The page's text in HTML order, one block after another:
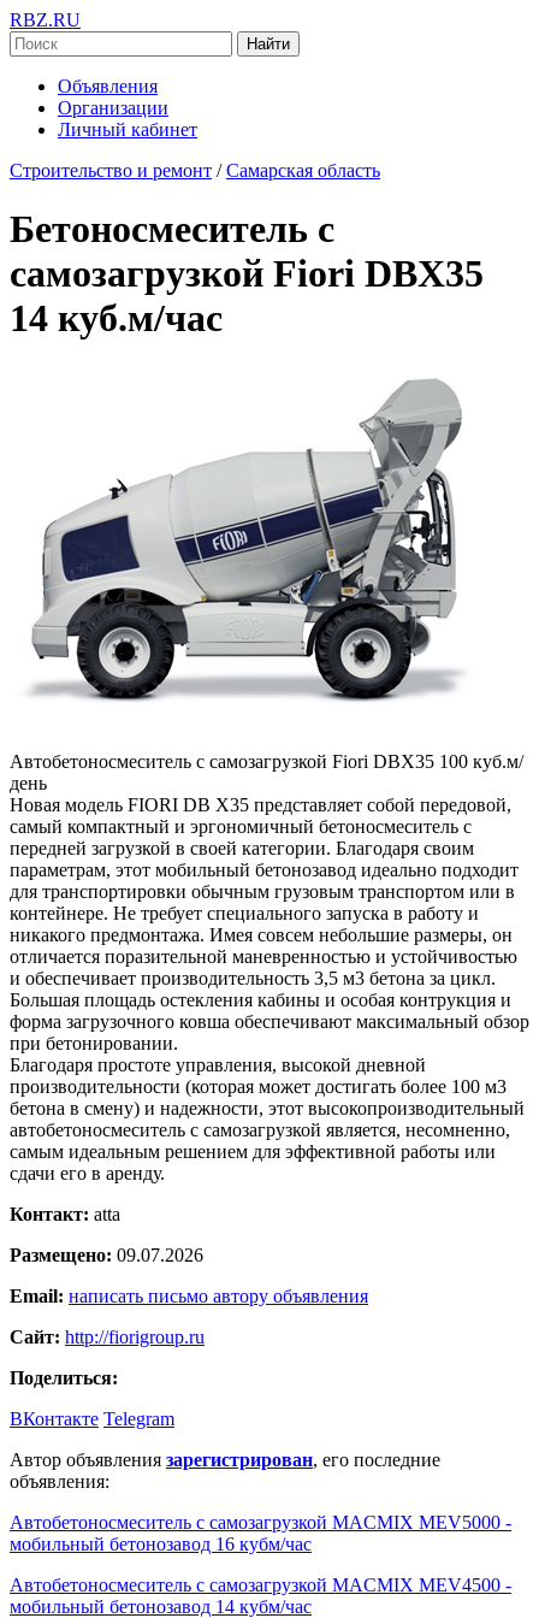
RBZ.RU
Найти
Объявления
Организации
Личный кабинет
Строительство и ремонт / Самарская область
Бетоносмеситель с
самозагрузкой Fiori DBX35
14 куб.м/час
Автобетоносмеситель с самозагрузкой Fiori DBX35 100 куб.м/
день
Новая модель FIORI DB X35 представляет собой передовой,
самый компактный и эргономичный бетоносмеситель с
передней загрузкой в своей категории. Благодаря своим
параметрам, этот мобильный бетонозавод идеально подходит
для транспортировки обычным грузовым транспортом или в
контейнере. Не требует специального запуска в работу и
никакого предмонтажа. Имея совсем небольшие размеры, он
отличается поразительной маневренностью и устойчивостью
и обеспечивает производительность 3,5 м3 бетона за цикл.
Большая площадь остекления кабины и особая контрукция и
форма загрузочного ковша обеспечивают максимальный обзор
при бетонировании.
Благодаря простоте управления, высокой дневной
производительности (которая может достигать более 100 м3
бетона в смену) и надежности, этот высокопроизводительный
автобетоносмеситель с самозагрузкой является, несомненно,
самым идеальным решением для эффективной работы или
сдачи его в аренду.
Контакт: atta
Размещено: 09.07.2026
Email: написать письмо автору объявления
Сайт: http://fiorigroup.ru
Поделиться:
ВКонтакте Telegram
Автор объявления зарегистрирован, его последние
объявления:
Автобетоносмеситель с самозагрузкой MACMIX MEV5000 -
мобильный бетонозавод 16 кубм/час
Автобетоносмеситель с самозагрузкой MACMIX MEV4500 -
мобильный бетонозавод 14 кубм/час